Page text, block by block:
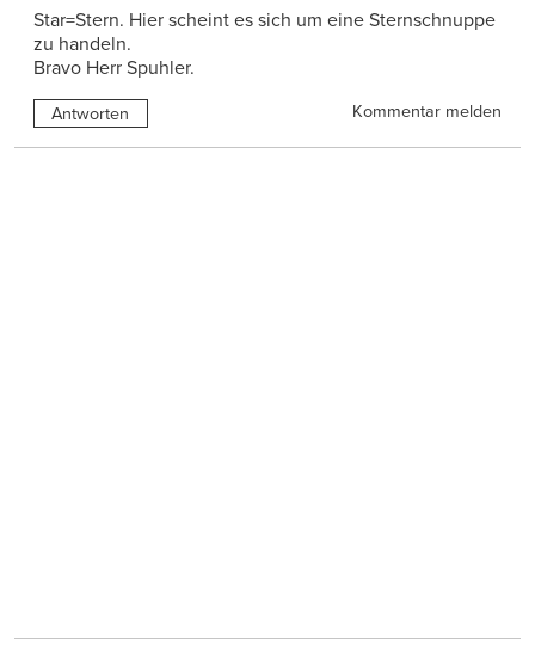
Star=Stern. Hier scheint es sich um eine Sternschnuppe
zu handeln.
Bravo Herr Spuhler.
Antworten Kommentar melden